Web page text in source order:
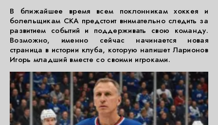
В ближайшее время всем поклонникам хоккея и
болельщикам СКА предстоит внимательно следить за
развитием событий и поддерживать свою команду.
Возможно, именно сейчас начинается новая
страница в истории клуба, которую напишет Ларионов
Игорь младший вместе со своими игроками.